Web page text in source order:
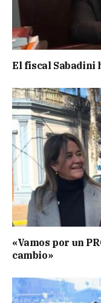
El fiscal Sabadini
«Vamos por un
cambio»